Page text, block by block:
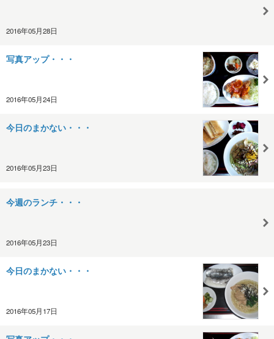
2016年05月28日
写真アップ・・・
2016年05月24日
今日のまかない・・・
2016年05月23日
今週のランチ・・・
2016年05月23日
今日のまかない・・・
2016年05月17日